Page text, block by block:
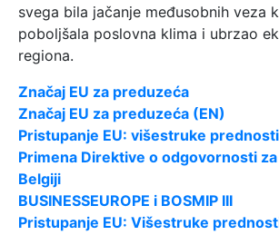
svega bila jačanje međusobnih veza
poboljšala poslovna klima i ubrzao
regiona.
Značaj EU za preduzeća
Značaj EU za preduzeća (EN)
Pristupanje EU: višestruke
Primena Direktive o odgovornosti
Belgiji
BUSINESSEUROPE i BOSMIP III
Pristupanje EU: Višestruke